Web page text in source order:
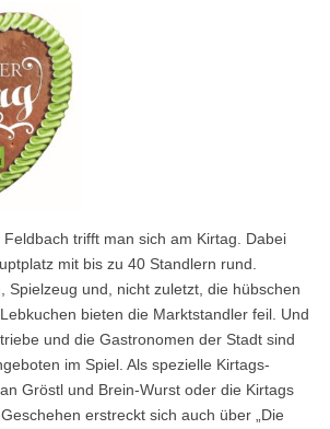
trifft man sich am Kirtag. Dabei
mit bis zu 40 Standlern rund.
Spielzeug und, nicht zuletzt, die hübschen
bieten die Marktstandler feil. Und
und die Gastronomen der Stadt sind
im Spiel. Als spezielle Kirtags-
Gröstl und Brein-Wurst oder die Kirtags
erstreckt sich auch über „Die